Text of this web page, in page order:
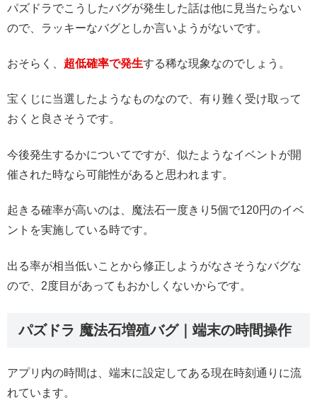
パズドラでこうしたバグが発生した話は他に見当たらない
ので、ラッキーなバグとしか言いようがないです。
おそらく、 超低確率で発生する稀な現象なのでしょう。
宝くじに当選したようなものなので、有り難く受け取って
おくと良さそうです。
今後発生するかについてですが、似たようなイベントが開
催された時なら可能性があると思われます。
起きる確率が高いのは、魔法石一度きり5個で120円のイベ
ントを実施している時です。
出る率が相当低いことから修正しようがなさそうなバグな
ので、2度目があってもおかしくないからです。
パズドラ 魔法石増殖バグ｜端末の時間操作
アプリ内の時間は、端末に設定してある現在時刻通りに流
れています。